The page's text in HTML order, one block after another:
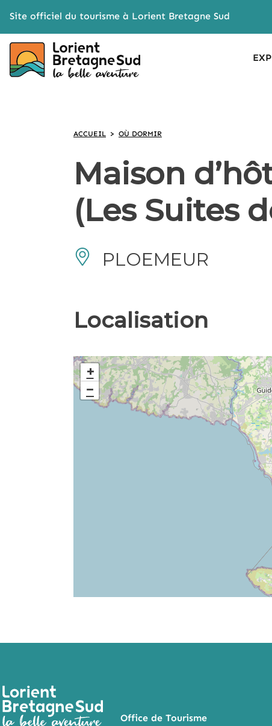
Site officiel du tourisme à Lorient Bretagne Sud
ACCUEIL > OÙ DORMIR
Maison
(Les Suites
PLOEMEUR
Localisation
+
−
Office de Tourisme